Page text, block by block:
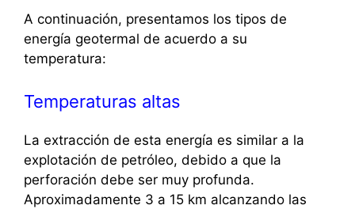
A continuación, presentamos los tipos de
energía geotermal de acuerdo a su
temperatura:
Temperaturas altas
La extracción de esta energía es similar a la
explotación de petróleo, debido a que la
perforación debe ser muy profunda.
Aproximadamente 3 a 15 km alcanzando las